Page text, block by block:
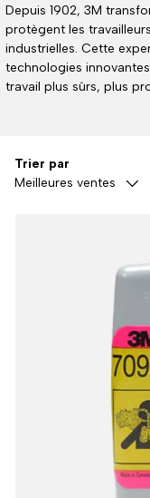
Depuis 1902, 3M
protègent les
industrielles. Cette
technologies
travail plus sûrs, plus
Trier par
Meilleures ventes